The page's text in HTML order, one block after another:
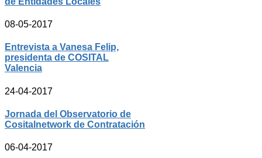
08-05-2017
Entrevista a Vanesa Felip,
presidenta de COSITAL
Valencia
24-04-2017
Jornada del Observatorio de
Cositalnetwork de Contratación
06-04-2017